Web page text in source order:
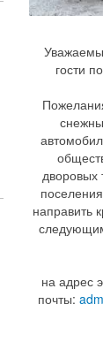
гости
дворовых
направить
на адрес
почты: